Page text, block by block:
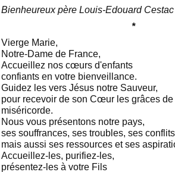
Bienheureux père Louis-Edouard Cestac
*
Vierge Marie,
Notre-Dame de France,
Accueillez nos cœurs d'enfants
confiants en votre bienveillance.
Guidez les vers Jésus notre Sauveur,
pour recevoir de son Cœur les grâces
miséricorde.
Nous vous présentons notre pays,
ses souffrances, ses troubles, ses
mais aussi ses ressources et ses
Accueillez-les, purifiez-les,
présentez-les à votre Fils